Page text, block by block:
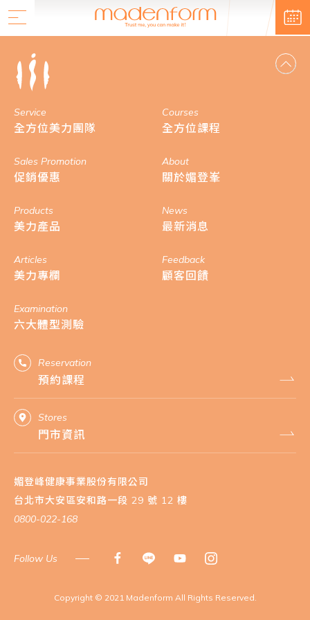
Service
全方位美力團隊
Courses
全方位課程
Sales Promotion
促銷優惠
About
關於媚登峯
Products
美力產品
News
最新消息
Articles
美力專欄
Feedback
顧客回饋
Examination
六大體型測驗
Reservation
預約課程
Stores
門市資訊
媚登峰健康事業股份有限公司
台北市大安區安和路一段 29 號 12 樓
0800-022-168
Follow Us
​Copyright © 2021 Madenform All Rights Reserved.